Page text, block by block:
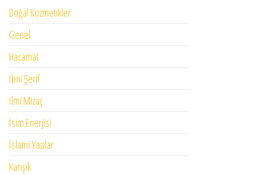
Doğal Kozmetikler
Genel
Hacamat
İbni Şerif
İlmi Mizaç
İsim Enerjisi
İslami Yazılar
Karışık